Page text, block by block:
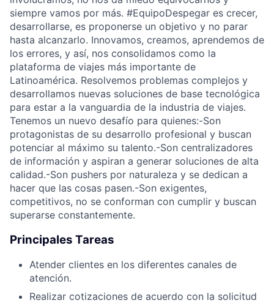
siempre vamos por más. #EquipoDespegar es crecer,
desarrollarse, es proponerse un objetivo y no parar
hasta alcanzarlo. Innovamos, creamos, aprendemos de
los errores, y así, nos consolidamos como la
plataforma de viajes más importante de
Latinoamérica. Resolvemos problemas complejos y
desarrollamos nuevas soluciones de base tecnológica
para estar a la vanguardia de la industria de viajes.
Tenemos un nuevo desafío para quienes:-Son
protagonistas de su desarrollo profesional y buscan
potenciar al máximo su talento.-Son centralizadores
de información y aspiran a generar soluciones de alta
calidad.-Son pushers por naturaleza y se dedican a
hacer que las cosas pasen.-Son exigentes,
competitivos, no se conforman con cumplir y buscan
superarse constantemente.
Principales Tareas
Atender clientes en los diferentes canales de
atención.
Realizar cotizaciones de acuerdo con la solicitud